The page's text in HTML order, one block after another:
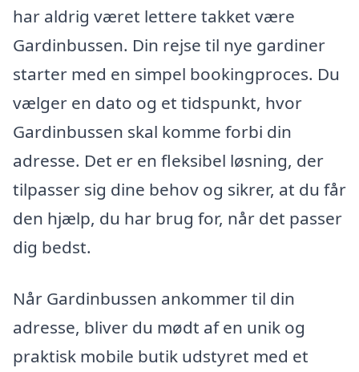
har aldrig været lettere takket være
Gardinbussen. Din rejse til nye gardiner
starter med en simpel bookingproces. Du
vælger en dato og et tidspunkt, hvor
Gardinbussen skal komme forbi din
adresse. Det er en fleksibel løsning, der
tilpasser sig dine behov og sikrer, at du får
den hjælp, du har brug for, når det passer
dig bedst.
Når Gardinbussen ankommer til din
adresse, bliver du mødt af en unik og
praktisk mobile butik udstyret med et